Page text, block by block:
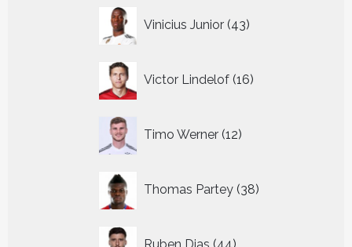
Vinicius Junior 43
producten
Victor Lindelof 16
producten
Timo Werner 12
producten
Thomas Partey 38
producten